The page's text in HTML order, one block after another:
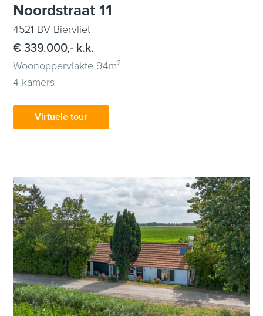
Noordstraat 11
4521 BV Biervliet
€ 339.000,- k.k.
Woonoppervlakte 94m²
4 kamers
Virtuele tour